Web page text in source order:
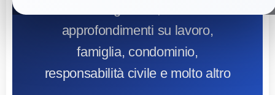
approfondimenti su lavoro,
famiglia, condominio,
responsabilità civile e molto altro